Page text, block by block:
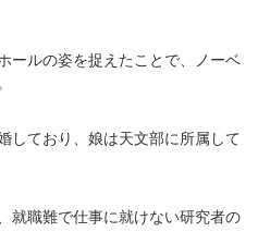
ールの姿を捉えたことで、ノーベ
しており、娘は天文部に所属して
就職難で仕事に就けない研究者の